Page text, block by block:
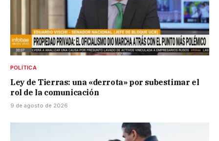
POLÍTICA
Ley de Tierras: una «derrota» por subestimar el
rol de la comunicación
9 de agosto de 2026